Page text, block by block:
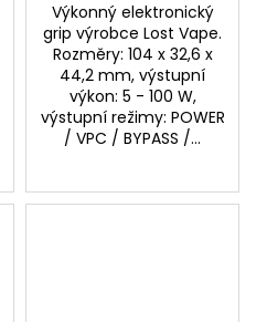
Výkonný elektronický
grip výrobce Lost Vape.
Rozměry: 104 x 32,6 x
44,2 mm, výstupní
výkon: 5 - 100 W,
výstupní režimy: POWER
/ VPC / BYPASS /...